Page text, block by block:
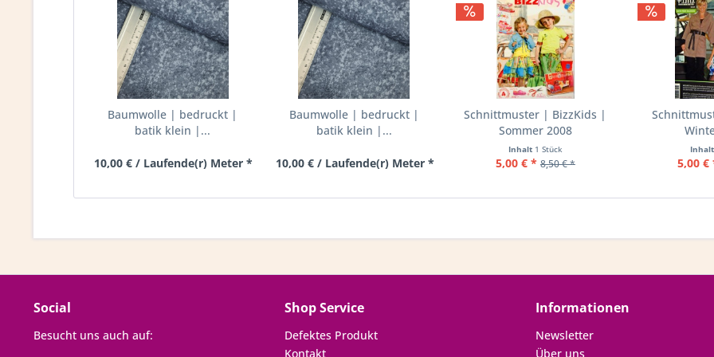
Baumwolle | bedruckt |
batik klein |...
10,00 € / Laufende(r) Meter *
Baumwolle | bedruckt |
batik klein |...
10,00 € / Laufende(r) Meter *
Schnittmuster | BizzKids |
Sommer 2008
Inhalt 1 Stück
5,00 € * 8,50 € *
Inhalt
5,00 €
Social
Besucht uns auch auf:
Shop Service
Defektes Produkt
Kontakt
Informationen
Newsletter
Über uns